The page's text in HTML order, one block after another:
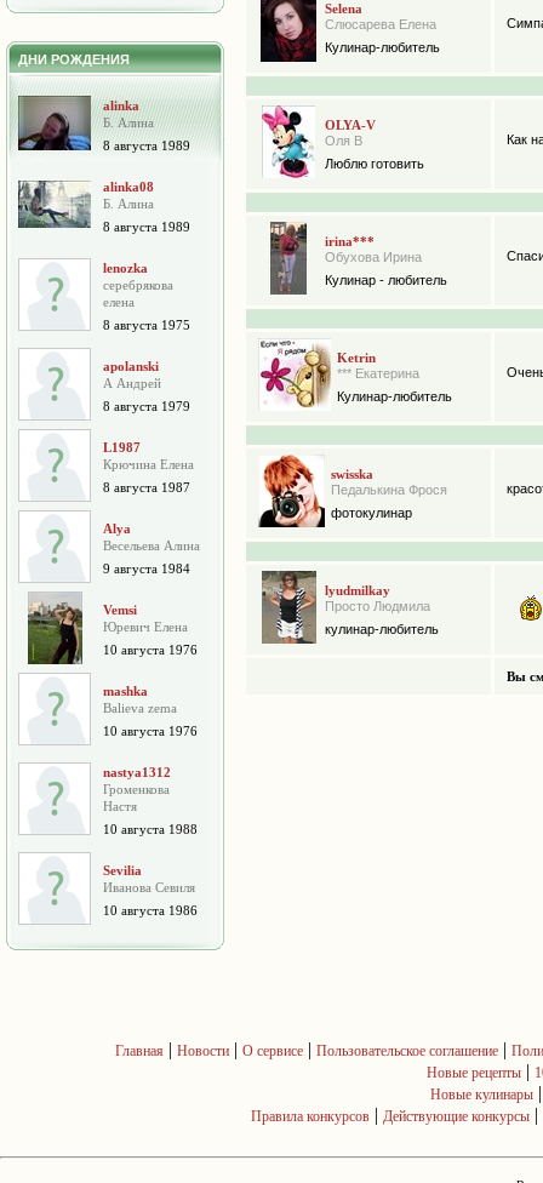
ДНИ РОЖДЕНИЯ
alinka
Б. Алина
8 августа 1989
alinka08
Б. Алина
8 августа 1989
lenozka
серебрякова
елена
8 августа 1975
apolanski
А Андрей
8 августа 1979
L1987
Крючина Елена
8 августа 1987
Alya
Весельева Алина
9 августа 1984
Vemsi
Юревич Елена
10 августа 1976
mashka
Balieva zema
10 августа 1976
nastya1312
Громенкова
Настя
10 августа 1988
Sevilia
Иванова Севиля
10 августа 1986
Selena
Слюсарева Елена
Кулинар-любитель
OLYA-V
Оля В
Люблю готовить
Как
irina***
Обухова Ирина
Кулинар - любитель
Ketrin
*** Екатерина
Кулинар-любитель
swisska
Педалькина Фрося
фотокулинар
lyudmilkay
Просто Людмила
кулинар-любитель
Вы
Главная | Новости| О сервисе| Пользовательское соглашение|
Новые рецепты |
Новые кулинары
Правила конкурсов | Действующие конкурсы |